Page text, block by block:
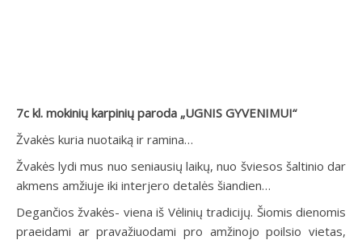
7c kl. mokinių karpinių paroda „UGNIS GYVENIMUI“
Žvakės kuria nuotaiką ir ramina…
Žvakės lydi mus nuo seniausių laikų, nuo šviesos šaltinio dar
akmens amžiuje iki interjero detalės šiandien…
Degančios žvakės- viena iš Vėlinių tradicijų. Šiomis dienomis
praeidami ar pravažiuodami pro amžinojo poilsio vietas,